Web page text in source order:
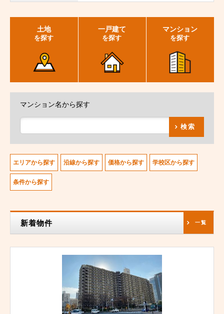
土地
を探す
一戸建て
を探す
マンション
を探す
マンション名から探す
検索
エリアから探す 沿線から探す 価格から探す 学校区から探す
条件から探す
新着物件 一覧